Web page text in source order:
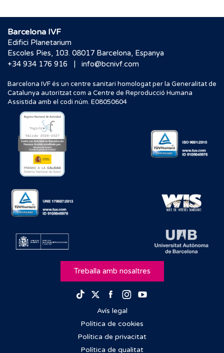
Barcelona IVF
Edifici Planetarium
Escoles Pies, 103. 08017 Barcelona, Espanya
+34 934 176 916
| info@bcnivf.com
Barcelona IVF és un centre sanitari homologat per la Generalitat de
Catalunya autoritzat com a Centre de Reproducció Humana
Assistida amb el codi núm. E08050604
Treballa amb nosaltres
TikTokTwitterFacebook
Instagram
Avís legal
Política de cookies
Política de privacitat
Política de qualitat